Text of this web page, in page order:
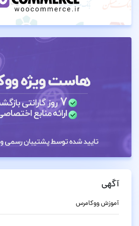
آگهی
آموزش ووکامرس